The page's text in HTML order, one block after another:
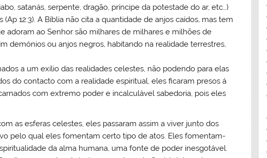
satanás, serpente, dragão, príncipe da potestade do ar, etc…)
12:3). A Bíblia não cita a quantidade de anjos caídos, mas tem
adoram ao Senhor são milhares de milhares e milhões de
demónios ou anjos negros, habitando na realidade terrestres,
a um exílio das realidades celestes, não podendo para elas
do contacto com a realidade espiritual, eles ficaram presos á
com extremo poder e incalculável sabedoria, pois eles
as esferas celestes, eles passaram assim a viver junto dos
pelo qual eles fomentam certo tipo de atos. Eles fomentam-
da alma humana, uma fonte de poder inesgotável.